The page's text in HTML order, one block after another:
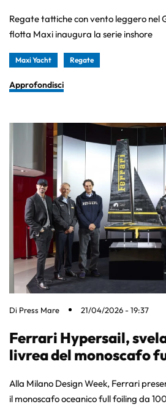
Regate tattiche con vento leggero nel
flotta Maxi inaugura la serie inshore
Maxi Yacht Regate
Approfondisci
Di Press Mare 21/04/2026 - 19:37
Ferrari Hypersail,
livrea del monoscafo
Alla Milano Design Week, Ferrari
il monoscafo oceanico full foiling da